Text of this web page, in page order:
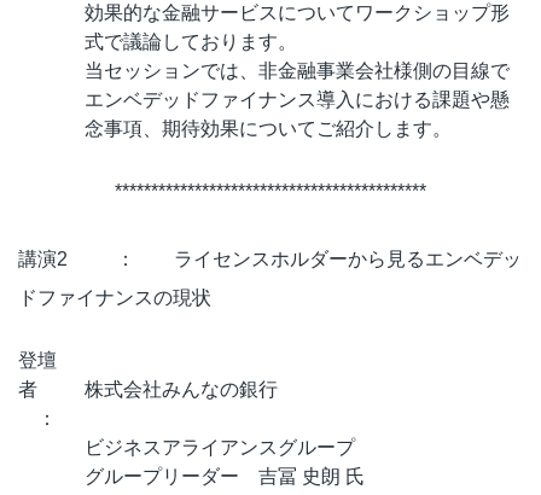
効果的な金融サービスについてワークショップ形
式で議論しております。
当セッションでは、非金融事業会社様側の目線で
エンベデッドファイナンス導入における課題や懸
念事項、期待効果についてご紹介します。
*******************************************
講演2 ： ライセンスホルダーから見るエンベデッ
ドファイナンスの現状
登壇
者
：
株式会社みんなの銀行
ビジネスアライアンスグループ
グループリーダー 吉冨 史朗 氏